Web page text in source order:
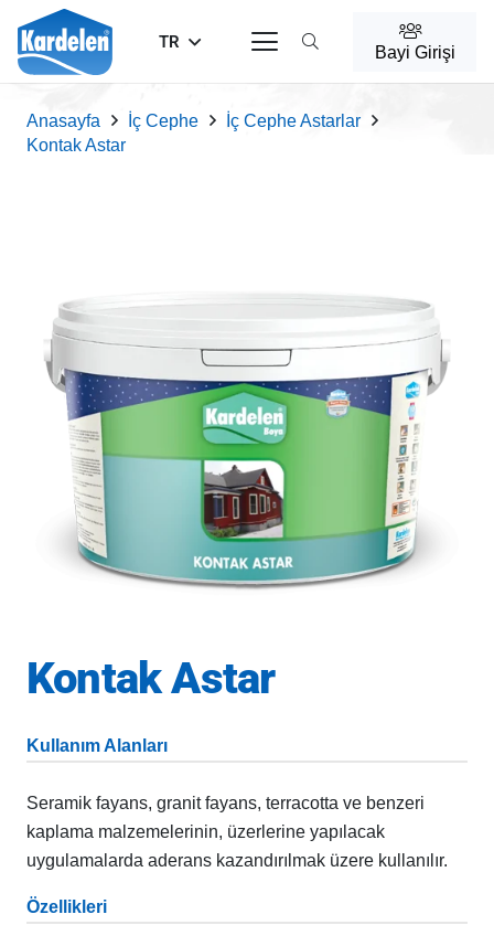
TR
Bayi Girişi
Anasayfa İç Cephe
İç Cephe Astarlar
Kontak Astar
Kontak Astar
Kullanım Alanları
Seramik fayans, granit fayans, terracotta ve benzeri
kaplama malzemelerinin, üzerlerine yapılacak
uygulamalarda aderans kazandırılmak üzere kullanılır.
Özellikleri